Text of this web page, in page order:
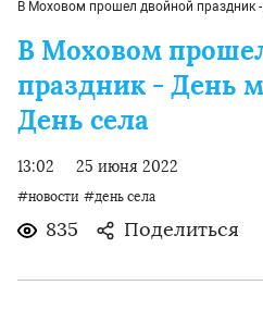
В Моховом прошел двойной праздник
В Моховом
праздник - День
День села
13:02 25 июня 2022
#новости #день села
835 Поделиться